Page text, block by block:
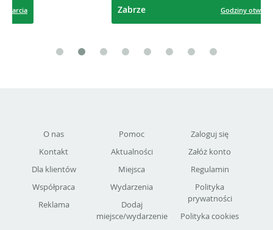
O nas
Kontakt
Dla klientów
Współpraca
Reklama
Pomoc
Aktualności
Miejsca
Wydarzenia
Dodaj
miejsce/wydarzenie
Zaloguj się
Załóż konto
Regulamin
Polityka
prywatności
Polityka cookies